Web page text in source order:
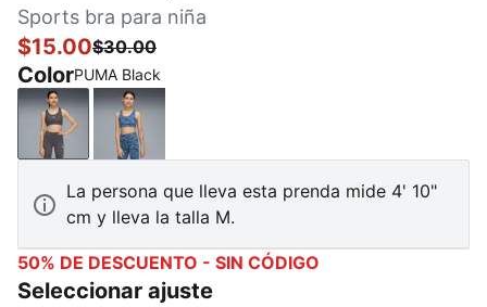
Sports bra para niña
$15.00$30.00
ColorPUMA Black
PUMA BlackCool Blue
La persona que lleva esta prenda mide 4' 10"
cm y lleva la talla M.
50% DE DESCUENTO - SIN CÓDIGO
Seleccionar ajuste